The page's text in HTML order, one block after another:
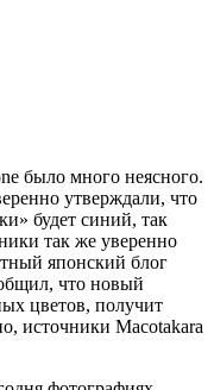
было много неясного.
утверждали, что
будет синий, так
так же уверенно
японский блог
что новый
цветов, получит
источники Macotakara